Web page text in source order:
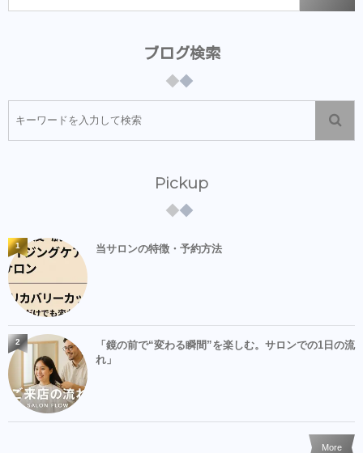
ブログ検索
Pickup
当サロンの特徴・予約方法
1
「鏡の前で“変わる瞬間”を楽しむ。サロンでの1日の流
れ」
2
More